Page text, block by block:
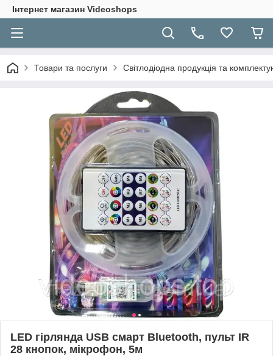
Інтернет магазин Videoshops
Товари та послуги Світлодіодна продукція та
LED гірлянда USB смарт Bluetooth, пульт IR
28 кнопок, мікрофон, 5м